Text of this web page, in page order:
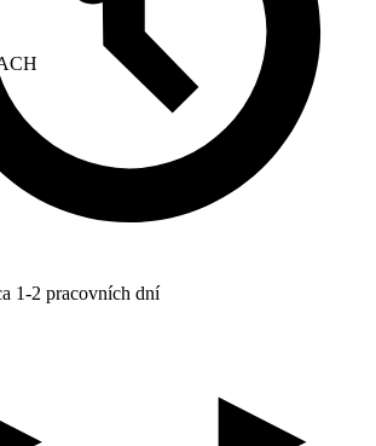
1-2 pracovních dní